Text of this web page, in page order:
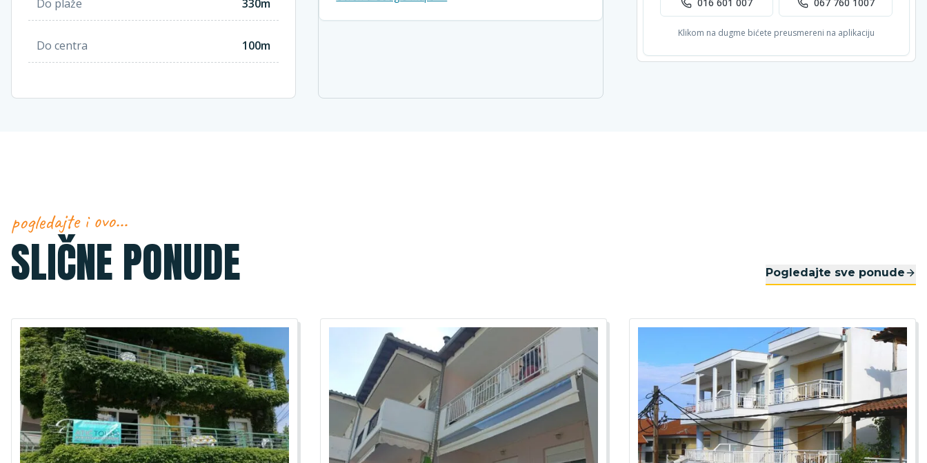
Do plaže 330m
Do centra 100m
Klikom na dugme bićete preusmereni na aplikaciju
pogledajte i ovo…
SLIČNE PONUDE Pogledajte sve ponude